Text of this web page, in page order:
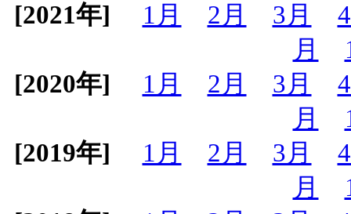
[2021年]
1月 2月 3月
月
[2020年]
1月 2月 3月
月
[2019年]
1月 2月 3月
月